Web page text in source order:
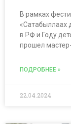
В рамках
«Сатабыллаах
в РФ и Году
прошел
ПОДРОБНЕЕ »
22.04.2024